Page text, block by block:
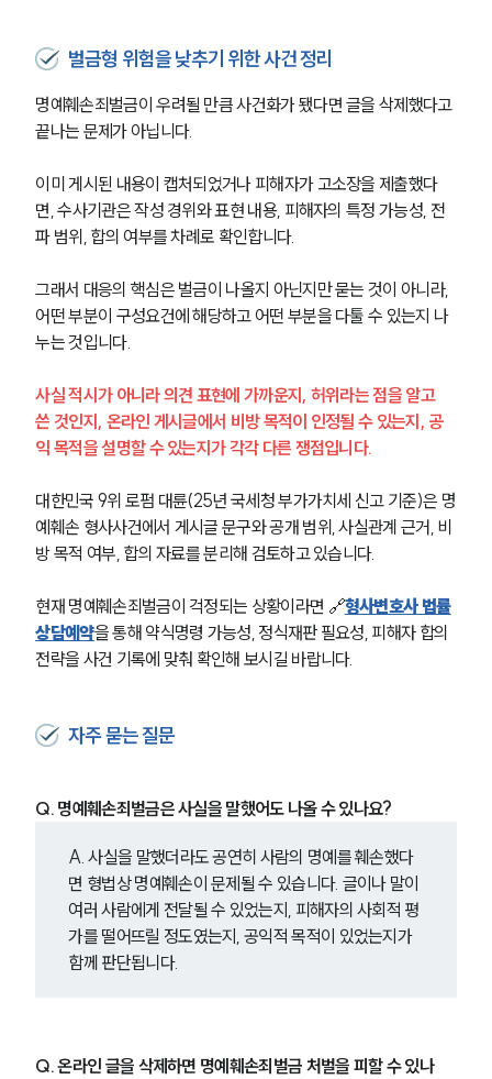
벌금형 위험을 낮추기 위한 사건 정리
명예훼손죄벌금이 우려될 만큼 사건화가 됐다면 글을 삭제했다고
끝나는 문제가 아닙니다.
이미 게시된 내용이 캡처되었거나 피해자가 고소장을 제출했다
면, 수사기관은 작성 경위와 표현 내용, 피해자의 특정 가능성, 전
파 범위, 합의 여부를 차례로 확인합니다.
그래서 대응의 핵심은 벌금이 나올지 아닌지만 묻는 것이 아니라,
어떤 부분이 구성요건에 해당하고 어떤 부분을 다툴 수 있는지 나
누는 것입니다.
사실 적시가 아니라 의견 표현에 가까운지, 허위라는 점을 알고
쓴 것인지, 온라인 게시글에서 비방 목적이 인정될 수 있는지, 공
익 목적을 설명할 수 있는지가 각각 다른 쟁점입니다.
대한민국 9위 로펌 대륜(25년 국세청 부가가치세 신고 기준)은 명
예훼손 형사사건에서 게시글 문구와 공개 범위, 사실관계 근거, 비
방 목적 여부, 합의 자료를 분리해 검토하고 있습니다.
현재 명예훼손죄벌금이 걱정되는 상황이라면 🔗형사변호사 법률
상담예약을 통해 약식명령 가능성, 정식재판 필요성, 피해자 합의
전략을 사건 기록에 맞춰 확인해 보시길 바랍니다.
자주 묻는 질문
Q. 명예훼손죄벌금은 사실을 말했어도 나올 수 있나요?
A. 사실을 말했더라도 공연히 사람의 명예를 훼손했다
면 형법상 명예훼손이 문제될 수 있습니다. 글이나 말이
여러 사람에게 전달될 수 있었는지, 피해자의 사회적 평
가를 떨어뜨릴 정도였는지, 공익적 목적이 있었는지가
함께 판단됩니다.
Q. 온라인 글을 삭제하면 명예훼손죄벌금 처벌을 피할 수 있나